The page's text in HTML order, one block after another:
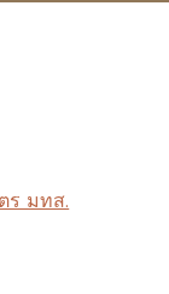
ร มทส.